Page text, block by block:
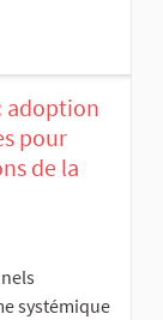
adoption
pour
de la
systémique